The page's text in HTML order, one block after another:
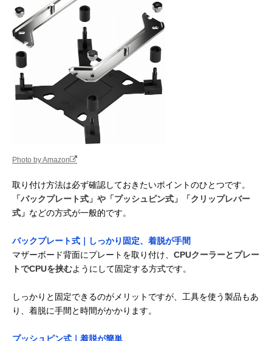
Photo by Amazon
取り付け方法は必ず確認しておきたいポイントのひとつです。
「バックプレート式」や「プッシュピン式」「クリップレバー
式」 などの方式が一般的です。
バックプレート式｜しっかり固定、着脱が手間
マザーボード背面にプレートを取り付け、 CPUクーラーとプレー
トでCPUを挟むようにして固定する方式です。
しっかりと固定できるのがメリットですが、工具を使う製品もあ
り、着脱に手間と時間がかかります。
プッシュピン式｜着脱が簡単